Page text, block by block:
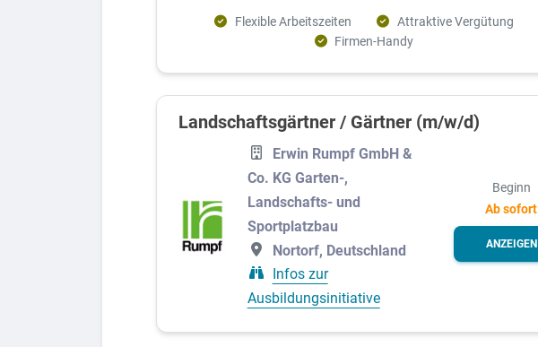
Flexible Arbeitszeiten
Attraktive Vergütung
Firmen-Handy
Landschaftsgärtner / Gärtner (m/w/d)
Erwin Rumpf GmbH &
Co. KG Garten-,
Landschafts- und
Sportplatzbau
Nortorf, Deutschland
Infos zur
Ausbildungsinitiative
Beginn
Ab sofort
ANZEIGEN